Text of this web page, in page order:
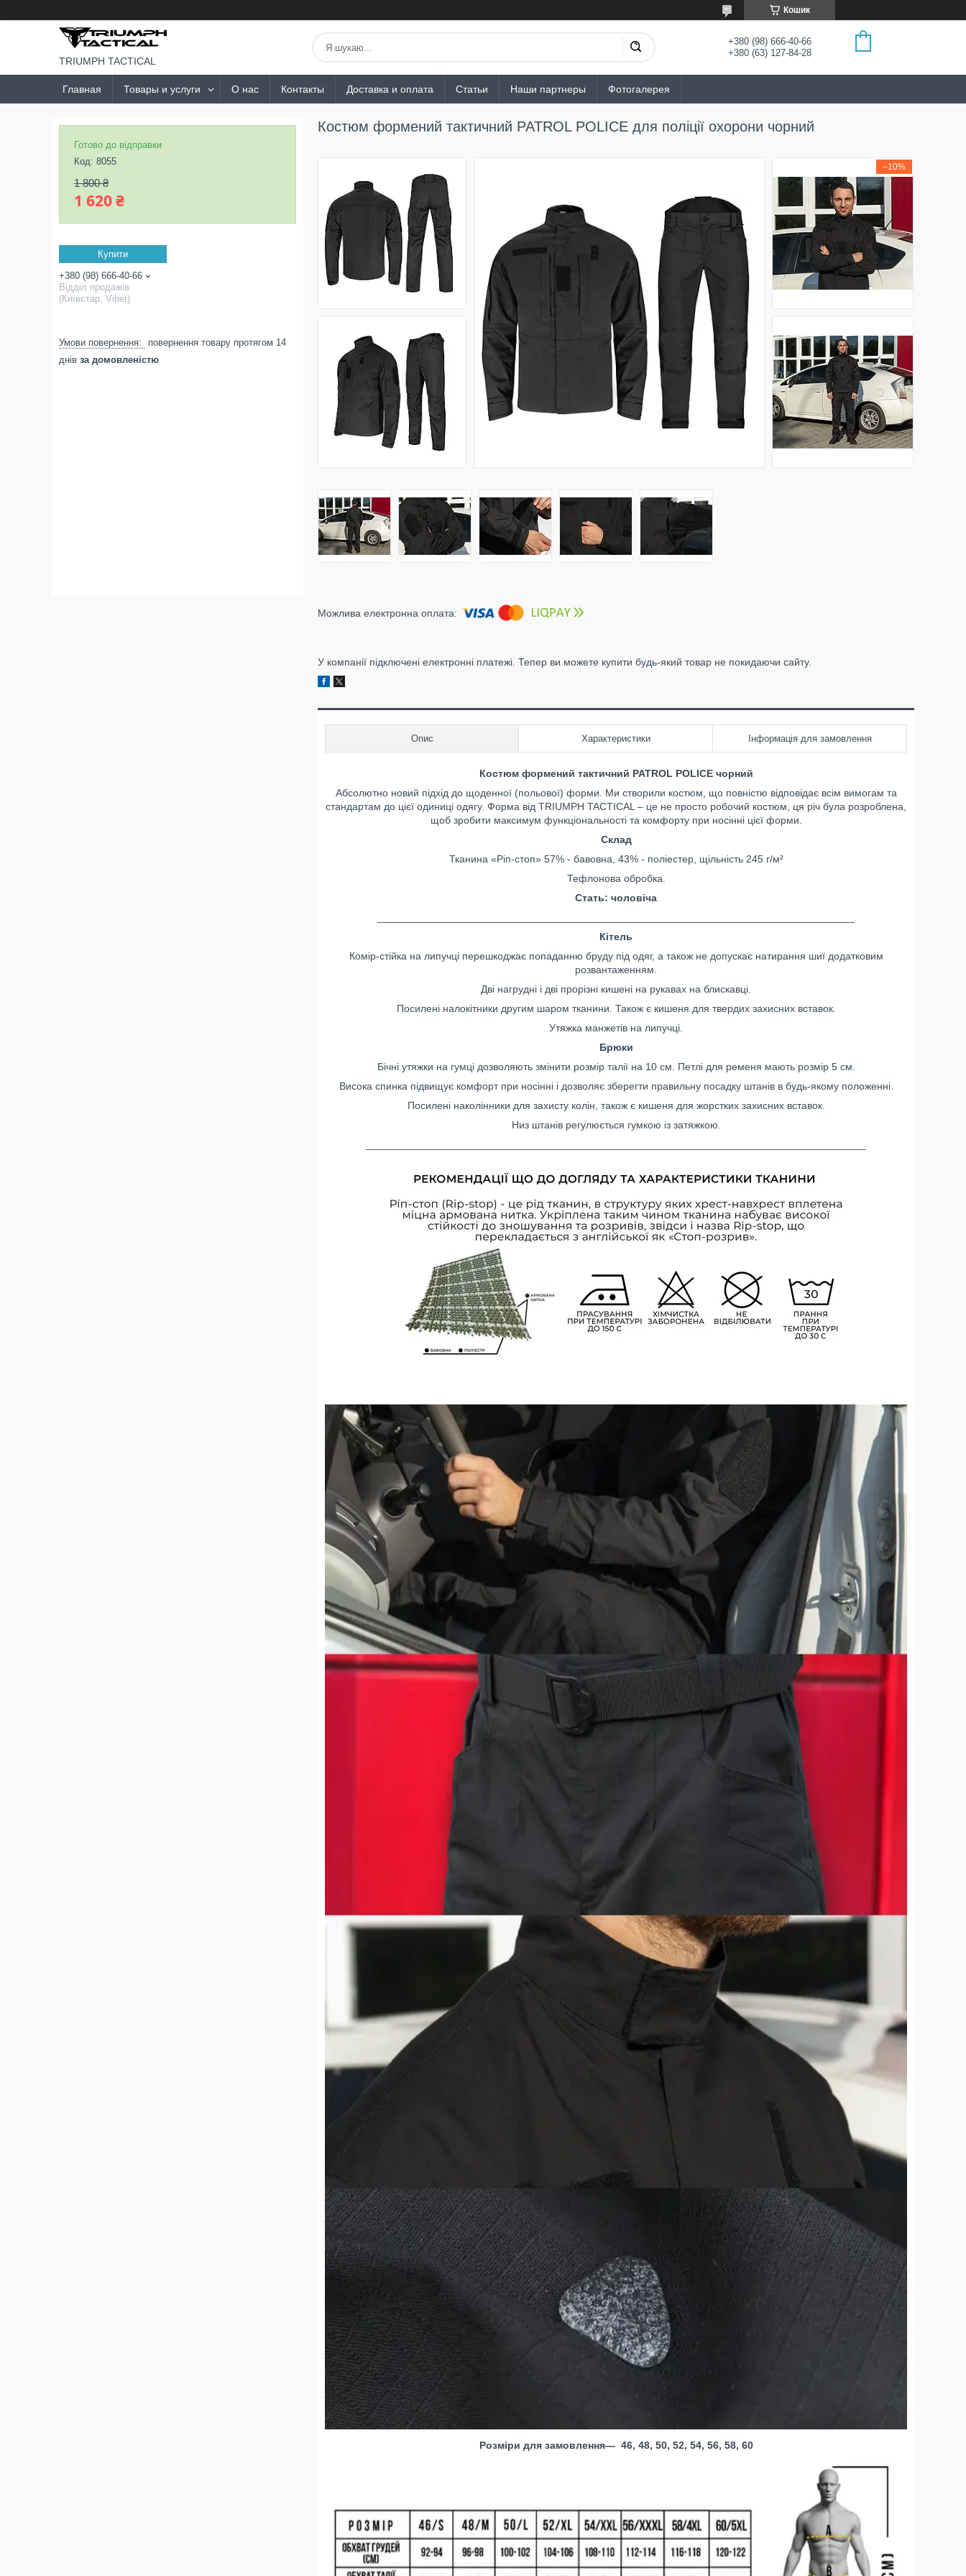
Кошик
TRIUMPH TACTICAL
+380 (98) 666-40-66
+380 (63) 127-84-28
Главная Товары и услуги О нас Контакты Доставка и оплата Статьи Наши партнеры Фотогалерея
Костюм формений тактичний PATROL POLICE для поліції охорони чорний
–10%
У компанії підключені електронні платежі. Тепер ви можете купити будь-який товар не покидаючи сайту.
Опис Характеристики Інформація для замовлення
Костюм формений тактичний PATROL POLICE чорний
Абсолютно новий підхід до щоденної (польової) форми. Ми створили костюм, що повністю відповідає всім вимогам та
стандартам до цієї одиниці одягу. Форма від TRIUMPH TACTICAL – це не просто робочий костюм, ця річ була розроблена,
щоб зробити максимум функціональності та комфорту при носінні цієї форми.
Склад
Тканина «Ріп-стоп» 57% - бавовна, 43% - поліестер, щільність 245 г/м²
Тефлонова обробка.
Стать: чоловіча
Кітель
Комір-стійка на липучці перешкоджає попаданню бруду під одяг, а також не допускає натирання шиї додатковим
розвантаженням.
Дві нагрудні і дві прорізні кишені на рукавах на блискавці.
Посилені налокітники другим шаром тканини. Також є кишеня для твердих захисних вставок.
Утяжка манжетів на липучці.
Брюки
Бічні утяжки на гумці дозволяють змінити розмір талії на 10 см. Петлі для ременя мають розмір 5 см.
Висока спинка підвищує комфорт при носінні і дозволяє зберегти правильну посадку штанів в будь-якому положенні.
Посилені наколінники для захисту колін, також є кишеня для жорстких захисних вставок.
Низ штанів регулюється гумкою із затяжкою.
Розміри для замовлення― 46, 48, 50, 52, 54, 56, 58, 60
Готово до відправки
Код: 8055
1 800 ₴
1 620 ₴
Купити
+380 (98) 666-40-66
Відділ продажів
(Київстар, Viber)
повернення товару протягом 14
днів за домовленістю